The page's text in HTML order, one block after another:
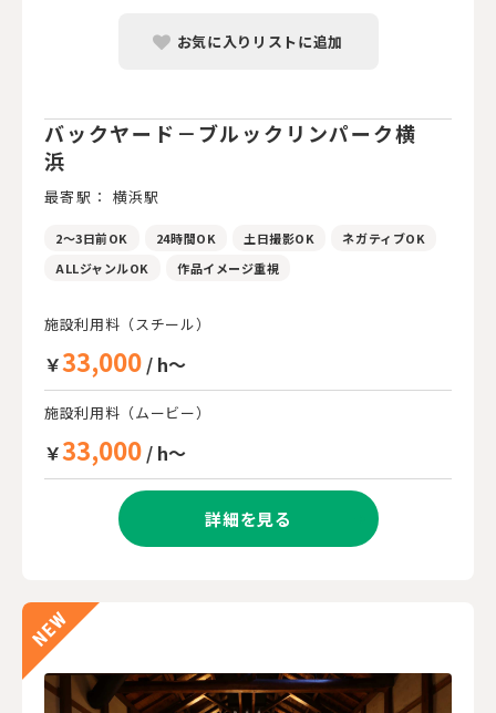
お気に入りリストに追加
バックヤード－ブルックリンパーク横
浜
最寄駅： 横浜駅
2～3日前OK 24時間OK 土日撮影OK
ネガティブOK
ALLジャンルOK
作品イメージ重視
施設利用料（スチール）
￥33,000 / h～
施設利用料（ムービー）
￥33,000 / h～
詳細を見る